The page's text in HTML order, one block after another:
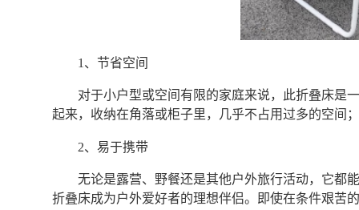
1、节省空间
对于小户型或空间有限的家庭来说，此折叠床是
起来，收纳在角落或柜子里，几乎不占用过多的空间
2、易于携带
无论是露营、野餐还是其他户外旅行活动，它都
折叠床成为户外爱好者的理想伴侣。即使在条件艰苦